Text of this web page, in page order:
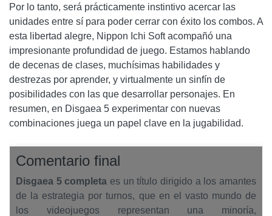
Por lo tanto, será prácticamente instintivo acercar las
unidades entre sí para poder cerrar con éxito los combos. A
esta libertad alegre, Nippon Ichi Soft acompañó una
impresionante profundidad de juego. Estamos hablando
de decenas de clases, muchísimas habilidades y
destrezas por aprender, y virtualmente un sinfín de
posibilidades con las que desarrollar personajes. En
resumen, en Disgaea 5 experimentar con nuevas
combinaciones juega un papel clave en la jugabilidad.
Comentario final
Disgaea 5 completa es un título dirigido a los amantes
de la estrategia por turnos, que en el vasto mundo de
los videojuegos representan una minoría,